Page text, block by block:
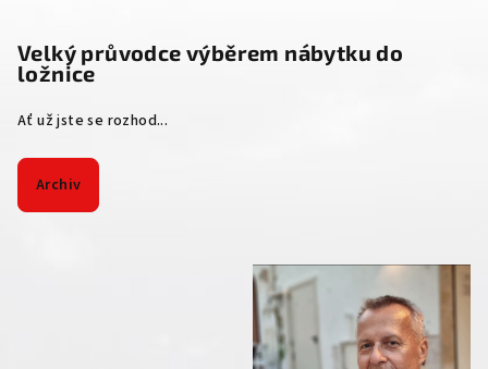
Velký průvodce výběrem nábytku do
ložnice
Ať už jste se rozhod...
Archiv